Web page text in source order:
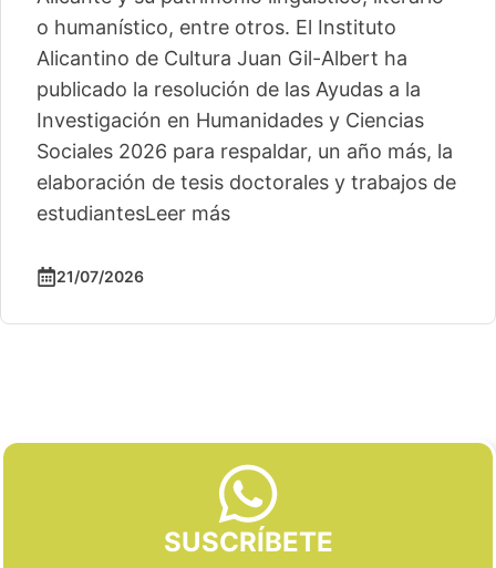
o humanístico, entre otros. El Instituto
Alicantino de Cultura Juan Gil-Albert ha
publicado la resolución de las Ayudas a la
Investigación en Humanidades y Ciencias
Sociales 2026 para respaldar, un año más, la
elaboración de tesis doctorales y trabajos de
estudiantesLeer más
21/07/2026
SUSCRÍBETE